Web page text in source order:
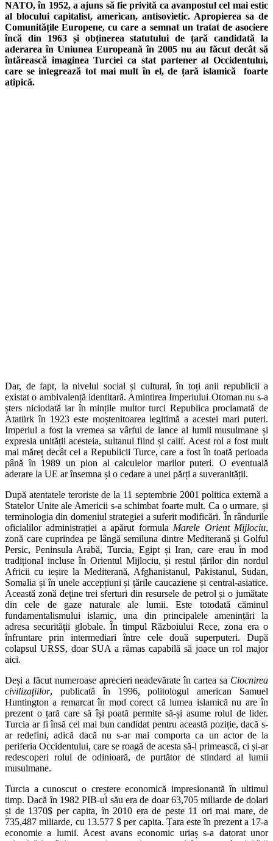
NATO, în 1952, a ajuns să fie privită ca avanpostul cel mai estic
al blocului capitalist, american, antisovietic. Apropierea sa de
Comunitățile Europene, cu care a semnat un tratat de asociere
încă din 1963 și obținerea statutului de țară candidată la
aderarea în Uniunea Europeană în 2005 nu au făcut decât să
întărească imaginea Turciei ca stat partener al Occidentului,
care se integrează tot mai mult în el, de țară islamică foarte
atipică.
Dar, de fapt, la nivelul social și cultural, în toți anii republicii a
existat o ambivalență identitară. Amintirea Imperiului Otoman nu s-a
șters niciodată iar în mințile multor turci Republica proclamată de
Atatürk în 1923 este moștenitoarea legitimă a acestei mari puteri.
Imperiul a fost la vremea sa vârful de lance al lumii musulmane și
expresia unității acesteia, sultanul fiind și calif. Acest rol a fost mult
mai măreț decât cel a Republicii Turce, care a fost în toată perioada
până în 1989 un pion al calculelor marilor puteri. O eventuală
aderare la UE ar însemna și o cedare a unei părți a suveranității.
După atentatele teroriste de la 11 septembrie 2001 politica externă a
Statelor Unite ale Americii s-a schimbat foarte mult. Ca o urmare, și
terminologia din domeniul strategiei a suferit modificări. În rândurile
oficialilor administrației a apărut formula Marele Orient Mijlociu,
zonă care cuprindea pe lângă semiluna dintre Mediterană și Golful
Persic, Peninsula Arabă, Turcia, Egipt și Iran, care erau în mod
tradițional incluse în Orientul Mijlociu, și restul țărilor din nordul
Africii cu ieșire la Mediterană, Afghanistanul, Pakistanul, Sudan,
Somalia și în unele accepțiuni și țările caucaziene și central-asiatice.
Această zonă deține trei sferturi din resursele de petrol și o jumătate
din cele de gaze naturale ale lumii. Este totodată căminul
fundamentalismului islamic, una din principalele amenințări la
adresa securității globale. În timpul Războiului Rece, zona era o
înfruntare prin intermediari între cele două superputeri. După
colapsul URSS, doar SUA a rămas capabilă să joace un rol major
aici.
Deși a făcut numeroase aprecieri neadevărate în cartea sa Ciocnirea
civilizațiilor, publicată în 1996, politologul american Samuel
Huntington a remarcat în mod corect că lumea islamică nu are în
prezent o țară care să își poată permite să-și asume rolul de lider.
Turcia ar fi însă cel mai bun candidat pentru această poziție, dacă s-
ar redefini, adică dacă nu s-ar mai comporta ca un actor de la
periferia Occidentului, care se roagă de acesta să-l primească, ci și-ar
redescoperi rolul de odinioară, de purtător de stindard al lumii
musulmane.
Turcia a cunoscut o creștere economică impresionantă în ultimul
timp. Dacă în 1982 PIB-ul său era de doar 63,705 miliarde de dolari
și de 1370$ per capita, în 2010 era de peste 11 ori mai mare, de
735,487 miliarde, cu 13.577 $ per capita. Țara este în prezent a 17-a
economie a lumii. Acest avans economic uriaș s-a datorat unor